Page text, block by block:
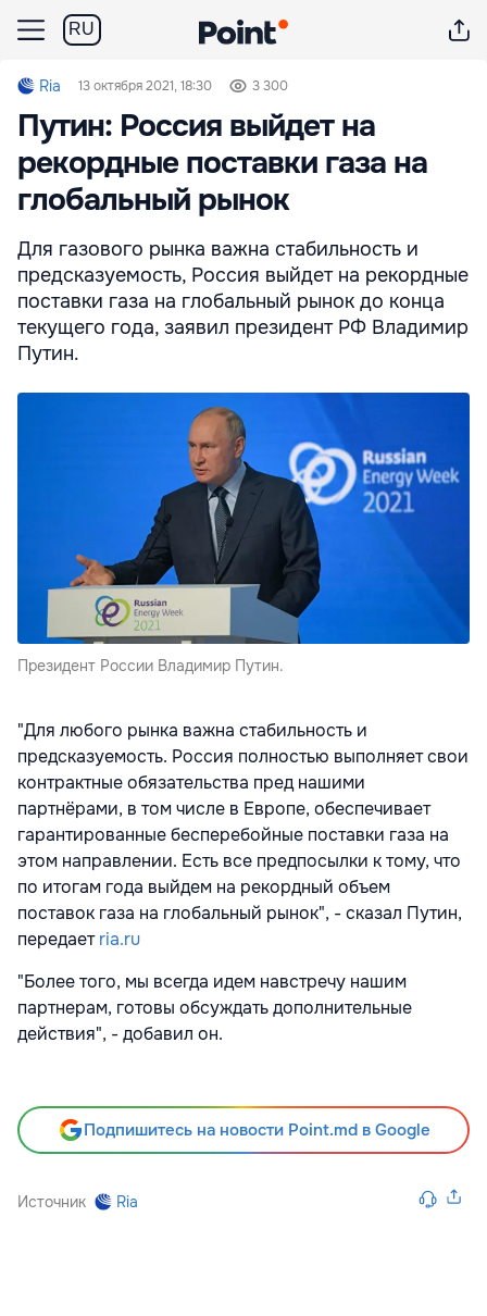
RU
Ria 13 октября 2021, 18:30 3 300
Путин: Россия выйдет на
рекордные поставки газа на
глобальный рынок
Для газового рынка важна стабильность и
предсказуемость, Россия выйдет на рекордные
поставки газа на глобальный рынок до конца
текущего года, заявил президент РФ Владимир
Путин.
Президент России Владимир Путин.
"Для любого рынка важна стабильность и
предсказуемость. Россия полностью выполняет свои
контрактные обязательства пред нашими
партнёрами, в том числе в Европе, обеспечивает
гарантированные бесперебойные поставки газа на
этом направлении. Есть все предпосылки к тому, что
по итогам года выйдем на рекордный объем
поставок газа на глобальный рынок", - сказал Путин,
передаетria.ru
"Более того, мы всегда идем навстречу нашим
партнерам, готовы обсуждать дополнительные
действия", - добавил он.
Подпишитесь на новости Point.md в Google
Источник Ria